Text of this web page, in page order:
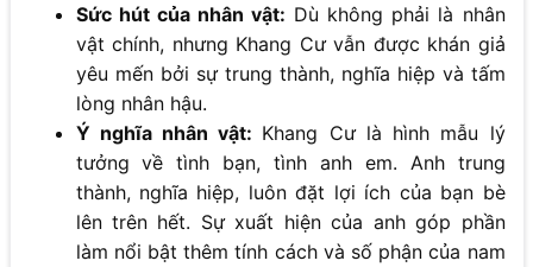
Sức hút của nhân vật: Dù không phải là nhân
vật chính, nhưng Khang Cư vẫn được khán giả
yêu mến bởi sự trung thành, nghĩa hiệp và tấm
lòng nhân hậu.
Ý nghĩa nhân vật: Khang Cư là hình mẫu lý
tưởng về tình bạn, tình anh em. Anh trung
thành, nghĩa hiệp, luôn đặt lợi ích của bạn bè
lên trên hết. Sự xuất hiện của anh góp phần
làm nổi bật thêm tính cách và số phận của nam